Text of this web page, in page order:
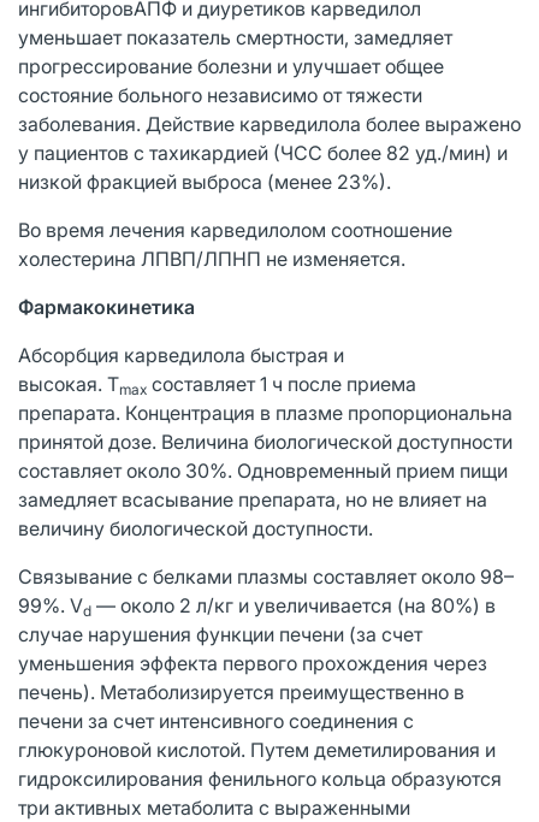
ингибиторовАПФ и диуретиков карведилол
уменьшает показатель смертности, замедляет
прогрессирование болезни и улучшает общее
состояние больного независимо от тяжести
заболевания. Действие карведилола более выражено
у пациентов с тахикардией (ЧСС более 82 уд./мин) и
низкой фракцией выброса (менее 23%).
Во время лечения карведилолом соотношение
холестерина ЛПВП/ЛПНП не изменяется.
Фармакокинетика
Абсорбция карведилола быстрая и
высокая. Tmax составляет 1 ч после приема
препарата. Концентрация в плазме пропорциональна
принятой дозе. Величина биологической доступности
составляет около 30%. Одновременный прием пищи
замедляет всасывание препарата, но не влияет на
величину биологической доступности.
Связывание с белками плазмы составляет около 98–
99%. Vd — около 2 л/кг и увеличивается (на 80%) в
случае нарушения функции печени (за счет
уменьшения эффекта первого прохождения через
печень). Метаболизируется преимущественно в
печени за счет интенсивного соединения с
глюкуроновой кислотой. Путем деметилирования и
гидроксилирования фенильного кольца образуются
три активных метаболита с выраженными